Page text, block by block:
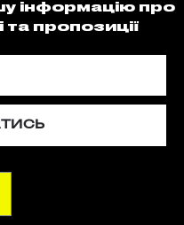
інформацію про
та пропозиції